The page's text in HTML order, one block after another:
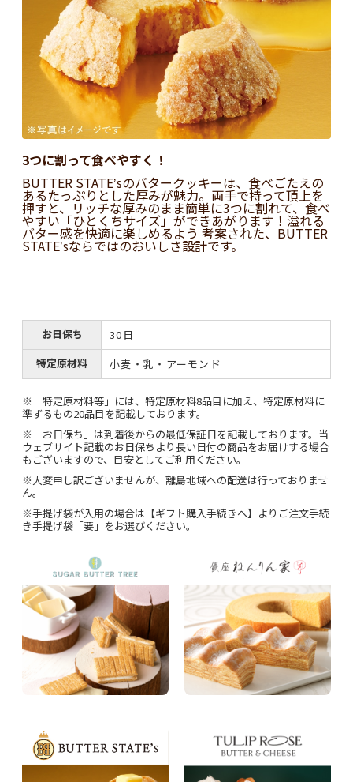
3つに割って食べやすく！
BUTTER STATEʼsのバタークッキーは、食べごたえの
あるたっぷりとした厚みが魅力。両手で持って頂上を
押すと、リッチな厚みのまま簡単に3つに割れて、食べ
やすい「ひとくちサイズ」ができあがります！溢れる
バター感を快適に楽しめるよう 考案された、BUTTER
STATEʼsならではのおいしさ設計です。
お日保ち
30日
特定原材料
小麦・乳・アーモンド
※「特定原材料等」には、特定原材料8品目に加え、特定原材料に
準ずるもの20品目を記載しております。
※「お日保ち」は到着後からの最低保証日を記載しております。当
ウェブサイト記載のお日保ちより長い日付の商品をお届けする場合
もございますので、目安としてご利用ください。
※大変申し訳ございませんが、離島地域への配送は行っておりませ
ん。
※手提げ袋が入用の場合は【ギフト購入手続きへ】よりご注文手続
き手提げ袋「要」をお選びください。